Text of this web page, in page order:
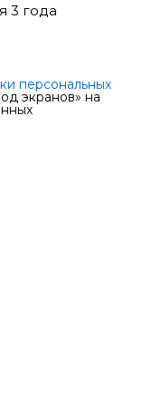
3 года
персональных
экранов» на